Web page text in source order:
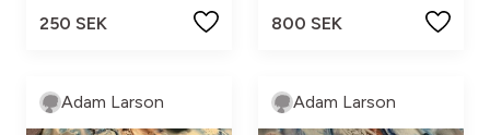
250 SEK
800 SEK
Adam Larson Adam Larson